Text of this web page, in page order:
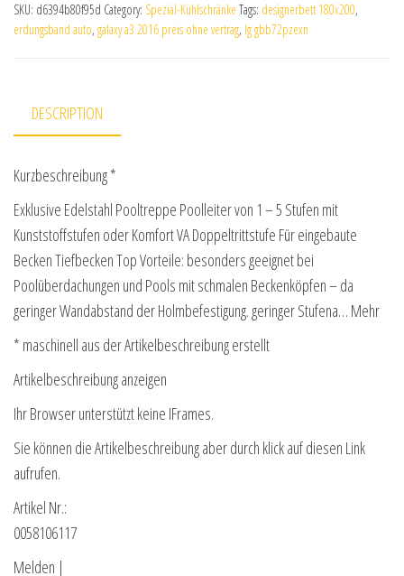
SKU: d6394b80f95d Category: Spezial-Kühlschränke Tags: designerbett 180x200,
erdungsband auto, galaxy a3 2016 preis ohne vertrag, lg gbb72pzexn
DESCRIPTION
Kurzbeschreibung *
Exklusive Edelstahl Pooltreppe Poolleiter von 1 – 5 Stufen mit
Kunststoffstufen oder Komfort VA Doppeltrittstufe Für eingebaute
Becken Tiefbecken Top Vorteile: besonders geeignet bei
Poolüberdachungen und Pools mit schmalen Beckenköpfen – da
geringer Wandabstand der Holmbefestigung. geringer Stufena… Mehr
* maschinell aus der Artikelbeschreibung erstellt
Artikelbeschreibung anzeigen
Ihr Browser unterstützt keine IFrames.
Sie können die Artikelbeschreibung aber durch klick auf diesen Link
aufrufen.
Artikel Nr.:
0058106117
Melden |